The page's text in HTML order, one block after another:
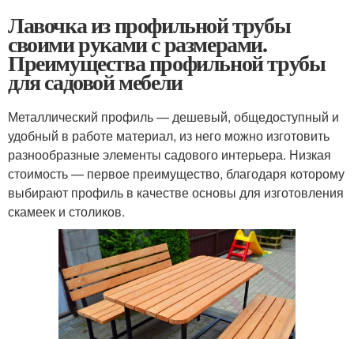
Лавочка из профильной трубы
своими руками с размерами.
Преимущества профильной трубы
для садовой мебели
Металлический профиль — дешевый, общедоступный и
удобный в работе материал, из него можно изготовить
разнообразные элементы садового интерьера. Низкая
стоимость — первое преимущество, благодаря которому
выбирают профиль в качестве основы для изготовления
скамеек и столиков.